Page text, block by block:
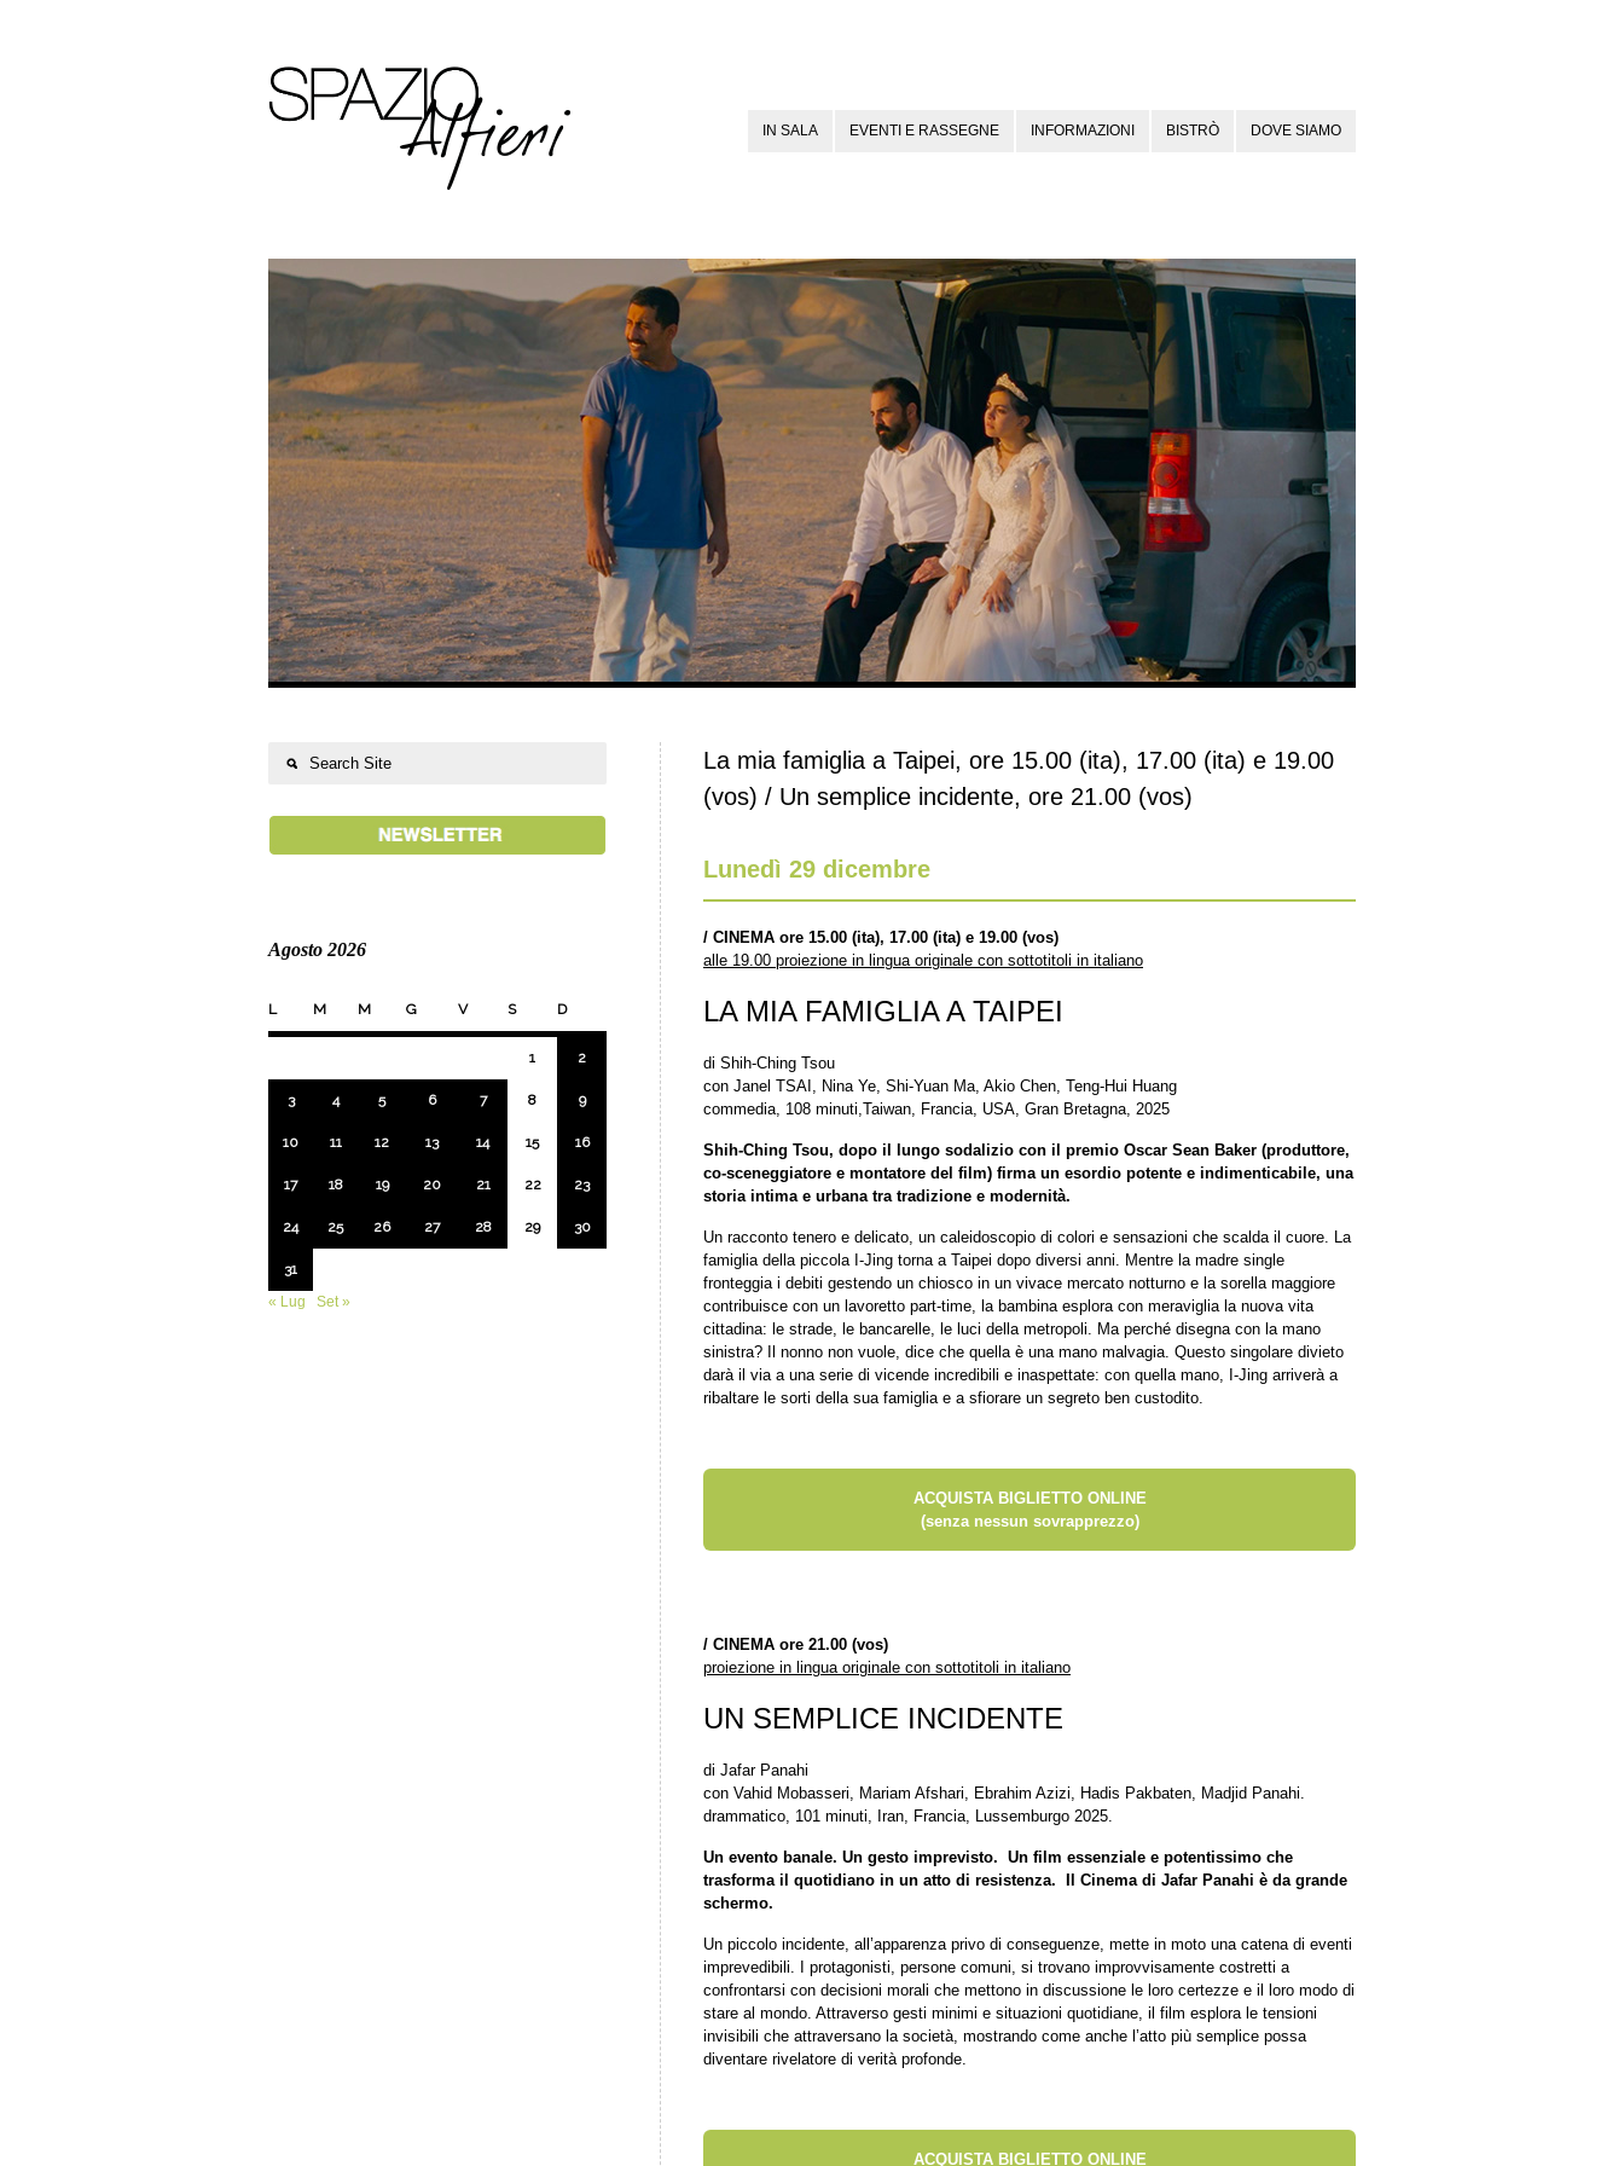
IN SALA EVENTI E RASSEGNE INFORMAZIONI BISTRÒ DOVE SIAMO
La mia famiglia a Taipei, ore 15.00 (ita), 17.00 (ita) e 19.00
(vos) / Un semplice incidente, ore 21.00 (vos)
Lunedì 29 dicembre
/ CINEMA ore 15.00 (ita), 17.00 (ita) e 19.00 (vos)
alle 19.00 proiezione in lingua originale con sottotitoli in italiano
LA MIA FAMIGLIA A TAIPEI
di Shih-Ching Tsou
con Janel TSAI, Nina Ye, Shi-Yuan Ma, Akio Chen, Teng-Hui Huang
commedia, 108 minuti,Taiwan, Francia, USA, Gran Bretagna, 2025
Shih-Ching Tsou, dopo il lungo sodalizio con il premio Oscar Sean Baker (produttore,
co-sceneggiatore e montatore del film) firma un esordio potente e indimenticabile, una
storia intima e urbana tra tradizione e modernità.
Un racconto tenero e delicato, un caleidoscopio di colori e sensazioni che scalda il cuore. La
famiglia della piccola I-Jing torna a Taipei dopo diversi anni. Mentre la madre single
fronteggia i debiti gestendo un chiosco in un vivace mercato notturno e la sorella maggiore
contribuisce con un lavoretto part-time, la bambina esplora con meraviglia la nuova vita
cittadina: le strade, le bancarelle, le luci della metropoli. Ma perché disegna con la mano
sinistra? Il nonno non vuole, dice che quella è una mano malvagia. Questo singolare divieto
darà il via a una serie di vicende incredibili e inaspettate: con quella mano, I-Jing arriverà a
ribaltare le sorti della sua famiglia e a sfiorare un segreto ben custodito.
ACQUISTA BIGLIETTO ONLINE
(senza nessun sovrapprezzo)
/ CINEMA ore 21.00 (vos)
proiezione in lingua originale con sottotitoli in italiano
UN SEMPLICE INCIDENTE
di Jafar Panahi
con Vahid Mobasseri, Mariam Afshari, Ebrahim Azizi, Hadis Pakbaten, Madjid Panahi.
drammatico, 101 minuti, Iran, Francia, Lussemburgo 2025.
Un evento banale. Un gesto imprevisto. Un film essenziale e potentissimo che
trasforma il quotidiano in un atto di resistenza. Il Cinema di Jafar Panahi è da grande
schermo.
Un piccolo incidente, all’apparenza privo di conseguenze, mette in moto una catena di eventi
imprevedibili. I protagonisti, persone comuni, si trovano improvvisamente costretti a
confrontarsi con decisioni morali che mettono in discussione le loro certezze e il loro modo di
stare al mondo. Attraverso gesti minimi e situazioni quotidiane, il film esplora le tensioni
invisibili che attraversano la società, mostrando come anche l’atto più semplice possa
diventare rivelatore di verità profonde.
ACQUISTA BIGLIETTO ONLINE
Agosto 2026
L M M G V S D
1 2
3 4 5 6 7 8 9
10 11 12 13 14 15 16
17 18 19 20 21 22 23
24 25 26 27 28 29 30
31
« Lug
Set »